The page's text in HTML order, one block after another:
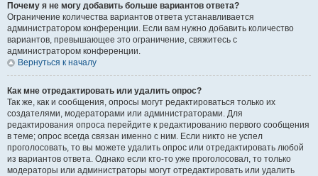
Почему я не могу добавить больше вариантов ответа?
Ограничение количества вариантов ответа устанавливается
администратором конференции. Если вам нужно добавить количество
вариантов, превышающее это ограничение, свяжитесь с
администратором конференции.
Вернуться к началу
Как мне отредактировать или удалить опрос?
Так же, как и сообщения, опросы могут редактироваться только их
создателями, модераторами или администраторами. Для
редактирования опроса перейдите к редактированию первого сообщения
в теме; опрос всегда связан именно с ним. Если никто не успел
проголосовать, то вы можете удалить опрос или отредактировать любой
из вариантов ответа. Однако если кто-то уже проголосовал, то только
модераторы или администраторы могут отредактировать или удалить